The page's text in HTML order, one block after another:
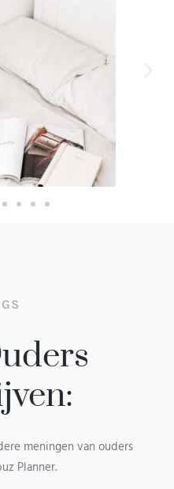
meningen van ouders
Planner.